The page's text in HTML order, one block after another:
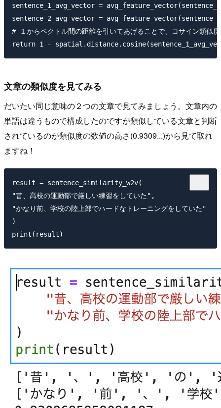
sentence_1_avg_vector =
sentence_2_avg_vector =
# １からベクトル間の距離を引いてあげることで、コサイン類似
文章の類似度を見てみる
だいたい同じ意味の２つの文章で見てみましょう。文章内の
単語は違うもので構成したのですが類似している文章と判断
されているのが類似度の数値の高さ(0.9309...)から見て取れ
ますね！
result = sentence_similarity_w2v(
"昔、高校の運動部で厳しい練習をしていた",
"かなり前、学校の陸上部でハードなトレーニングをしていた"
)